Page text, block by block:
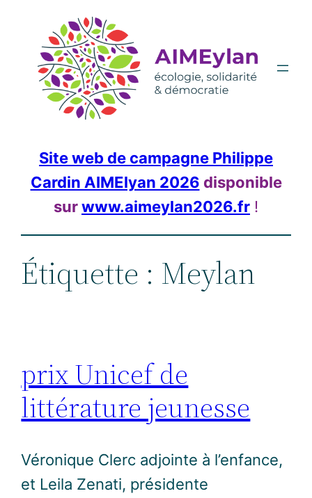
contenu
Site web de campagne Philippe
Cardin AIMElyan 2026 disponible
surwww.aimeylan2026.fr !
Étiquette : Meylan
prix Unicef de
littérature jeunesse
Véronique Clerc adjointe à l’enfance,
et Leila Zenati, présidente